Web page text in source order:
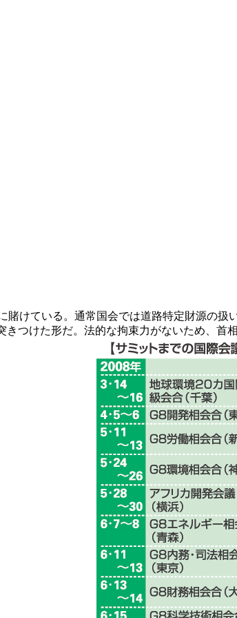
けている。通常国会では道路特定財源の扱
きつけた形だ。法的な拘束力がないため、